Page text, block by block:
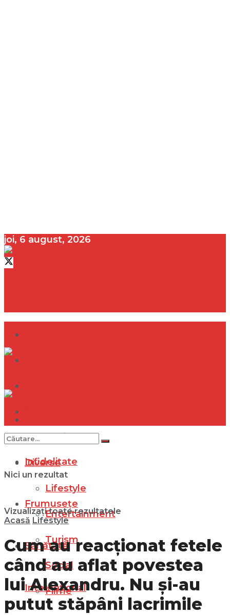
joi, 6 august, 2026
Internațional
Diverse
Lifestyle
Entertainment
Turism
Social
Filme
Infidelitate
Frumusețe
Sănătate
Internațional
Nici un rezultat
Vizualizați toate rezultatele
Acasă Lifestyle
Cum au reacționat fetele
când au aflat povestea
lui Alexandru. Nu și-au
putut stăpâni lacrimile